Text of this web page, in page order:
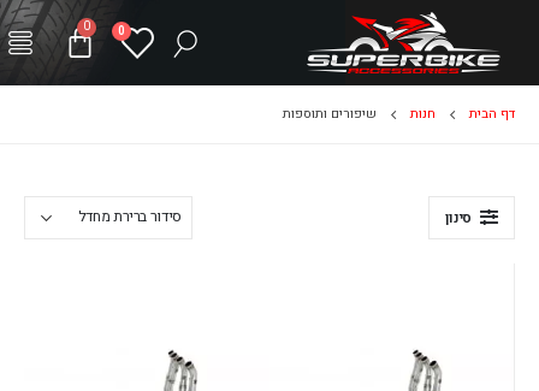
0
0
דף הבית חנות שיפורים ותוספות
סינון